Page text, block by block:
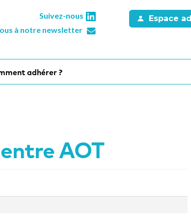
Suivez-nous
à notre newsletter
Espace
adhérer ?
AOT